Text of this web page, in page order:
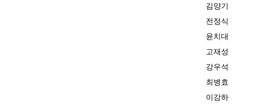
김양기
전정식
윤치대
고재성
강우석
최병효
이강하